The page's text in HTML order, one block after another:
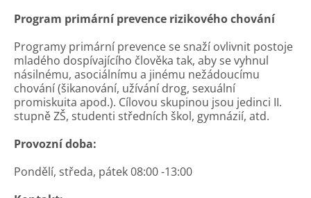
Program primární prevence rizikového chování
Programy primární prevence se snaží ovlivnit postoje
mladého dospívajícího člověka tak, aby se vyhnul
násilnému, asociálnímu a jinému nežádoucímu
chování (šikanování, užívání drog, sexuální
promiskuita apod.). Cílovou skupinou jsou jedinci II.
stupně ZŠ, studenti středních škol, gymnázií, atd.
Provozní doba:
Pondělí, středa, pátek 08:00 -13:00